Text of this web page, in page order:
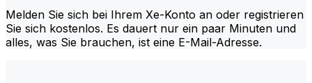
Melden Sie sich bei Ihrem Xe-Konto an oder registrieren
Sie sich kostenlos. Es dauert nur ein paar Minuten und
alles, was Sie brauchen, ist eine E-Mail-Adresse.